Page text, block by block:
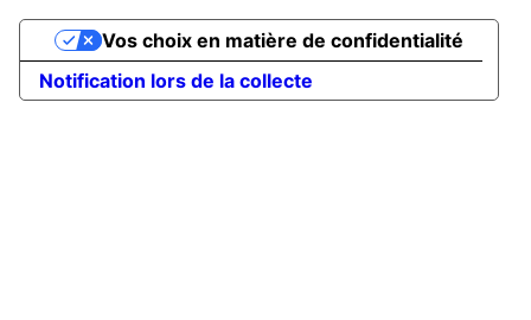
Notification lors de la collecte
Vos choix en matière de confidentialité